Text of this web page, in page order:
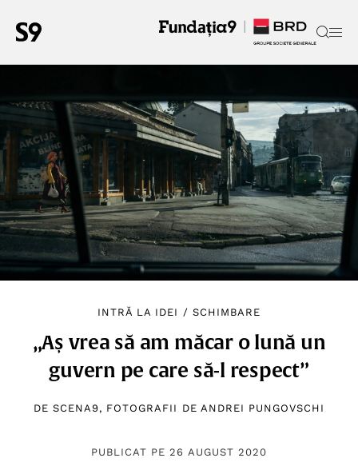
INTRĂ LA IDEI / SCHIMBARE
„Aș vrea să am măcar o lună un
guvern pe care să-l respect”
DE SCENA9, FOTOGRAFII DE ANDREI PUNGOVSCHI
PUBLICAT PE 26 AUGUST 2020